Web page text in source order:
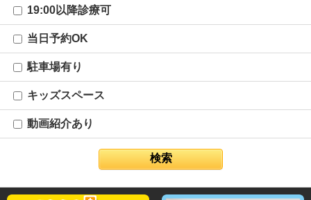
19:00以降診療可
当日予約OK
駐車場有り
キッズスペース
動画紹介あり